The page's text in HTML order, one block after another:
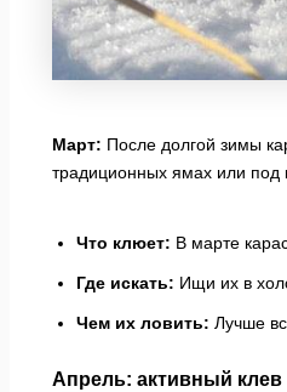
Март: После долгой зимы
традиционных ямах или под
Что клюет: В марте
Где искать: Ищи их в
Чем их ловить: Лучше
Апрель: активный клев